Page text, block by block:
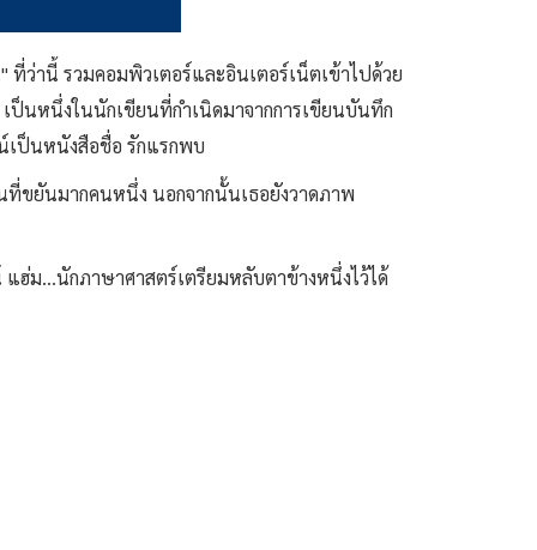
ว่านี้ รวมคอมพิวเตอร์และอินเตอร์เน็ตเข้าไปด้วย
ป็นหนึ่งในนักเขียนที่กำเนิดมาจากการเขียนบันทึก
เป็นหนังสือชื่อ รักแรกพบ
ขยันมากคนหนึ่ง นอกจากนั้นเธอยังวาดภาพ
แฮ่ม…นักภาษาศาสตร์เตรียมหลับตาข้างหนึ่งไว้ได้